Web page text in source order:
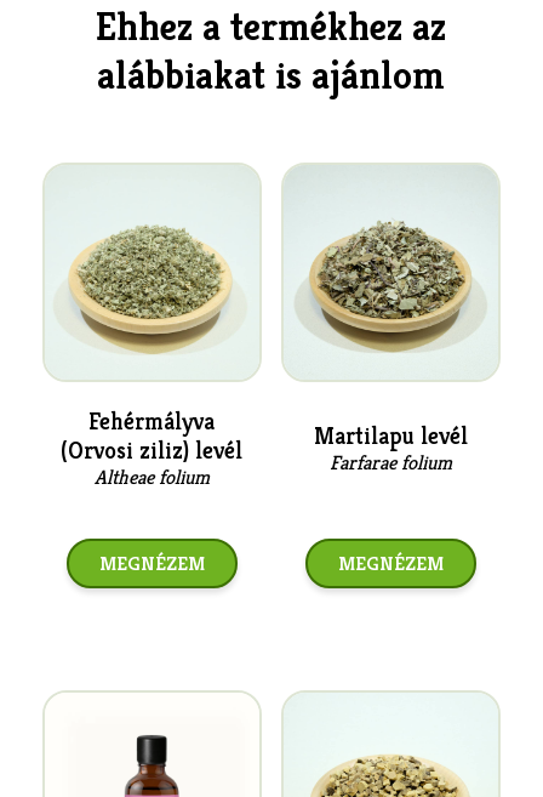
Ehhez a termékhez az
alábbiakat is ajánlom
Fehérmályva
(Orvosi ziliz) levél
Altheae folium
MEGNÉZEM
Martilapu levél
Farfarae folium
MEGNÉZEM